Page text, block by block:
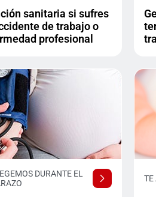
sanitaria si sufres
de trabajo o
profesional
DURANTE EL
TE